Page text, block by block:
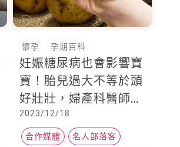
懷孕 孕期百科
妊娠糖尿病也會影響寶
寶！胎兒過大不等於頭
好壯壯，婦產科醫師：
容易衍生 3 問題
2023/12/18
合作媒體 名人部落客